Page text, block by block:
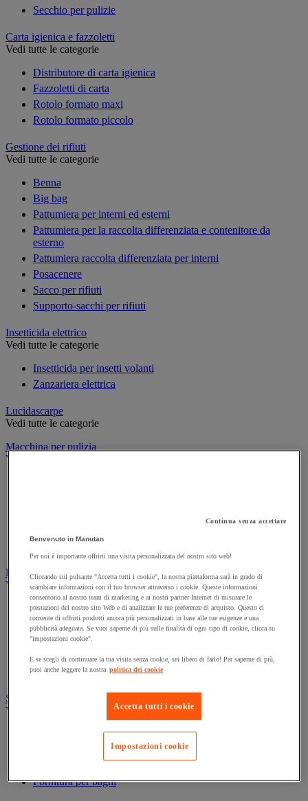
Secchio per pulizie
Carta igienica e fazzoletti
Vedi tutte le categorie
Distributore di carta igienica
Fazzoletti di carta
Rotolo formato maxi
Rotolo formato piccolo
Gestione dei rifiuti
Vedi tutte le categorie
Benna
Big bag
Pattumiera per interni ed esterni
Pattumiera per la raccolta differenziata e contenitore da
esterno
Pattumiera raccolta differenziata per interni
Posacenere
Sacco per rifiuti
Supporto-sacchi per rifiuti
Insetticida elettrico
Vedi tutte le categorie
Insetticida per insetti volanti
Zanzariera elettrica
Lucidascarpe
Vedi tutte le categorie
Macchina per pulizia
Vedi tutte le categorie
Spazzatrice
Prodotti per la pulizia
Vedi tutte le categorie
Deodorante
Detergenti per pavimenti e superfici varie
Detersivi e prodotti per biancheria
Prodotti per stoviglie
Prodotto di manutenzione per sanitari
Sanitari, doccia e bagno
Vedi tutte le categorie
Accessori per docce
Attrezzature da bagno
Fornitura per bagni
Continua senza accettare
Benvenuto in Manutan
Per noi è importante offrirti una visita personalizzata del nostro sito web!
Cliccando sul pulsante "Accetta tutti i cookie", la nostra piattaforma sarà in grado di
scambiare informazioni con il tuo browser attraverso i cookie. Queste informazioni
consentono al nostro team di marketing e ai nostri partner Internet di misurare le
prestazioni del nostro sito Web e di analizzare le tue preferenze di acquisto. Questo ci
consente di offrirti prodotti ancora più personalizzati in base alle tue esigenze e una
pubblicità adeguata. Se vuoi saperne di più sulle finalità di ogni tipo di cookie, clicca su
"impostazioni cookie".
E se scegli di continuare la tua visita senza cookie, sei libero di farlo! Per saperne di più,
puoi anche leggere la nostra politica dei cookie
Accetta tutti i cookie
Impostazioni cookie